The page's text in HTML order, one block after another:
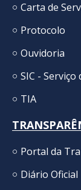
Carta de
Protocolo
Ouvidoria
SIC -
TIA
Portal da
Diário Oficial